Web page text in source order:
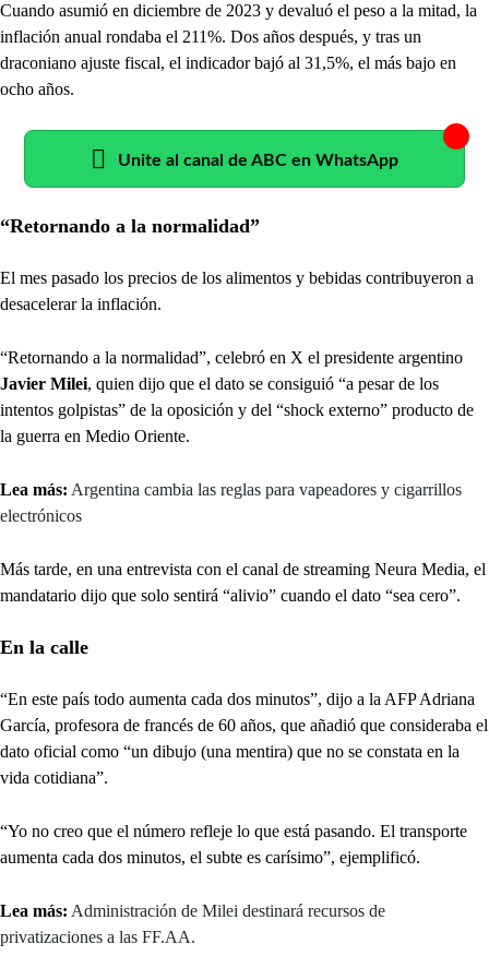
Cuando asumió en diciembre de 2023 y devaluó el peso a la mitad, la
inflación anual rondaba el 211%. Dos años después, y tras un
draconiano ajuste fiscal, el indicador bajó al 31,5%, el más bajo en
ocho años.
Unite al canal de ABC en WhatsApp
“Retornando a la normalidad”
El mes pasado los precios de los alimentos y bebidas contribuyeron a
desacelerar la inflación.
“Retornando a la normalidad”, celebró en X el presidente argentino
Javier Milei, quien dijo que el dato se consiguió “a pesar de los
intentos golpistas” de la oposición y del “shock externo” producto de
la guerra en Medio Oriente.
Lea más: Argentina cambia las reglas para vapeadores y cigarrillos
electrónicos
Más tarde, en una entrevista con el canal de streaming Neura Media, el
mandatario dijo que solo sentirá “alivio” cuando el dato “sea cero”.
En la calle
“En este país todo aumenta cada dos minutos”, dijo a la AFP Adriana
García, profesora de francés de 60 años, que añadió que consideraba el
dato oficial como “un dibujo (una mentira) que no se constata en la
vida cotidiana”.
“Yo no creo que el número refleje lo que está pasando. El transporte
aumenta cada dos minutos, el subte es carísimo”, ejemplificó.
Lea más: Administración de Milei destinará recursos de
privatizaciones a las FF.AA.